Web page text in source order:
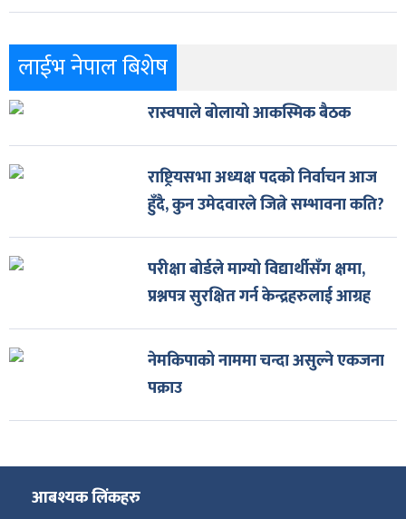
लाईभ नेपाल बिशेष
रास्वपाले बोलायो आकस्मिक बैठक
राष्ट्रियसभा अध्यक्ष पदको निर्वाचन आज
हुँदै, कुन उमेदवारले जित्ने सम्भावना कति?
परीक्षा बोर्डले माग्यो विद्यार्थीसँग क्षमा,
प्रश्नपत्र सुरक्षित गर्न केन्द्रहरुलाई आग्रह
नेमकिपाको नाममा चन्दा असुल्ने एकजना
पक्राउ
आबश्यक लिंकहरु